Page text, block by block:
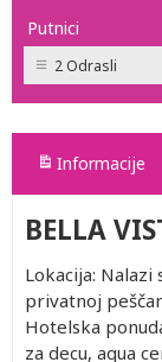
Putnici
2 Odrasli
Informacije
BELLA
Lokacija: Nalazi
privatnoj
Hotelska
za decu, aqua